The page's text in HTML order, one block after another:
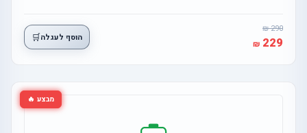
290
229 הוסף לעגלה🛒
מבצע 🔥